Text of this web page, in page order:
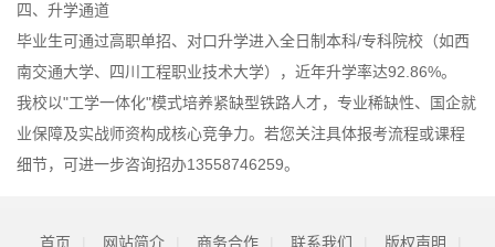
四、升学通道
毕业生可通过高职单招、对口升学进入全日制本科/专科院校（如西
南交通大学、四川工程职业技术大学），近年升学率达92.86%。
我校以"工学一体化"模式培养紧缺型铁路人才，专业稀缺性、国企就
业保障及实战师资构成核心竞争力。若您关注具体报考流程或课程
细节，可进一步咨询招办13558746259。
首页 网站简介 商务合作 联系我们 版权声明